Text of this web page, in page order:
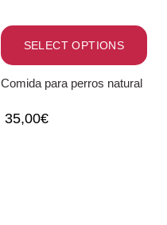
SELECT OPTIONS
Comida para perros natural
35,00€